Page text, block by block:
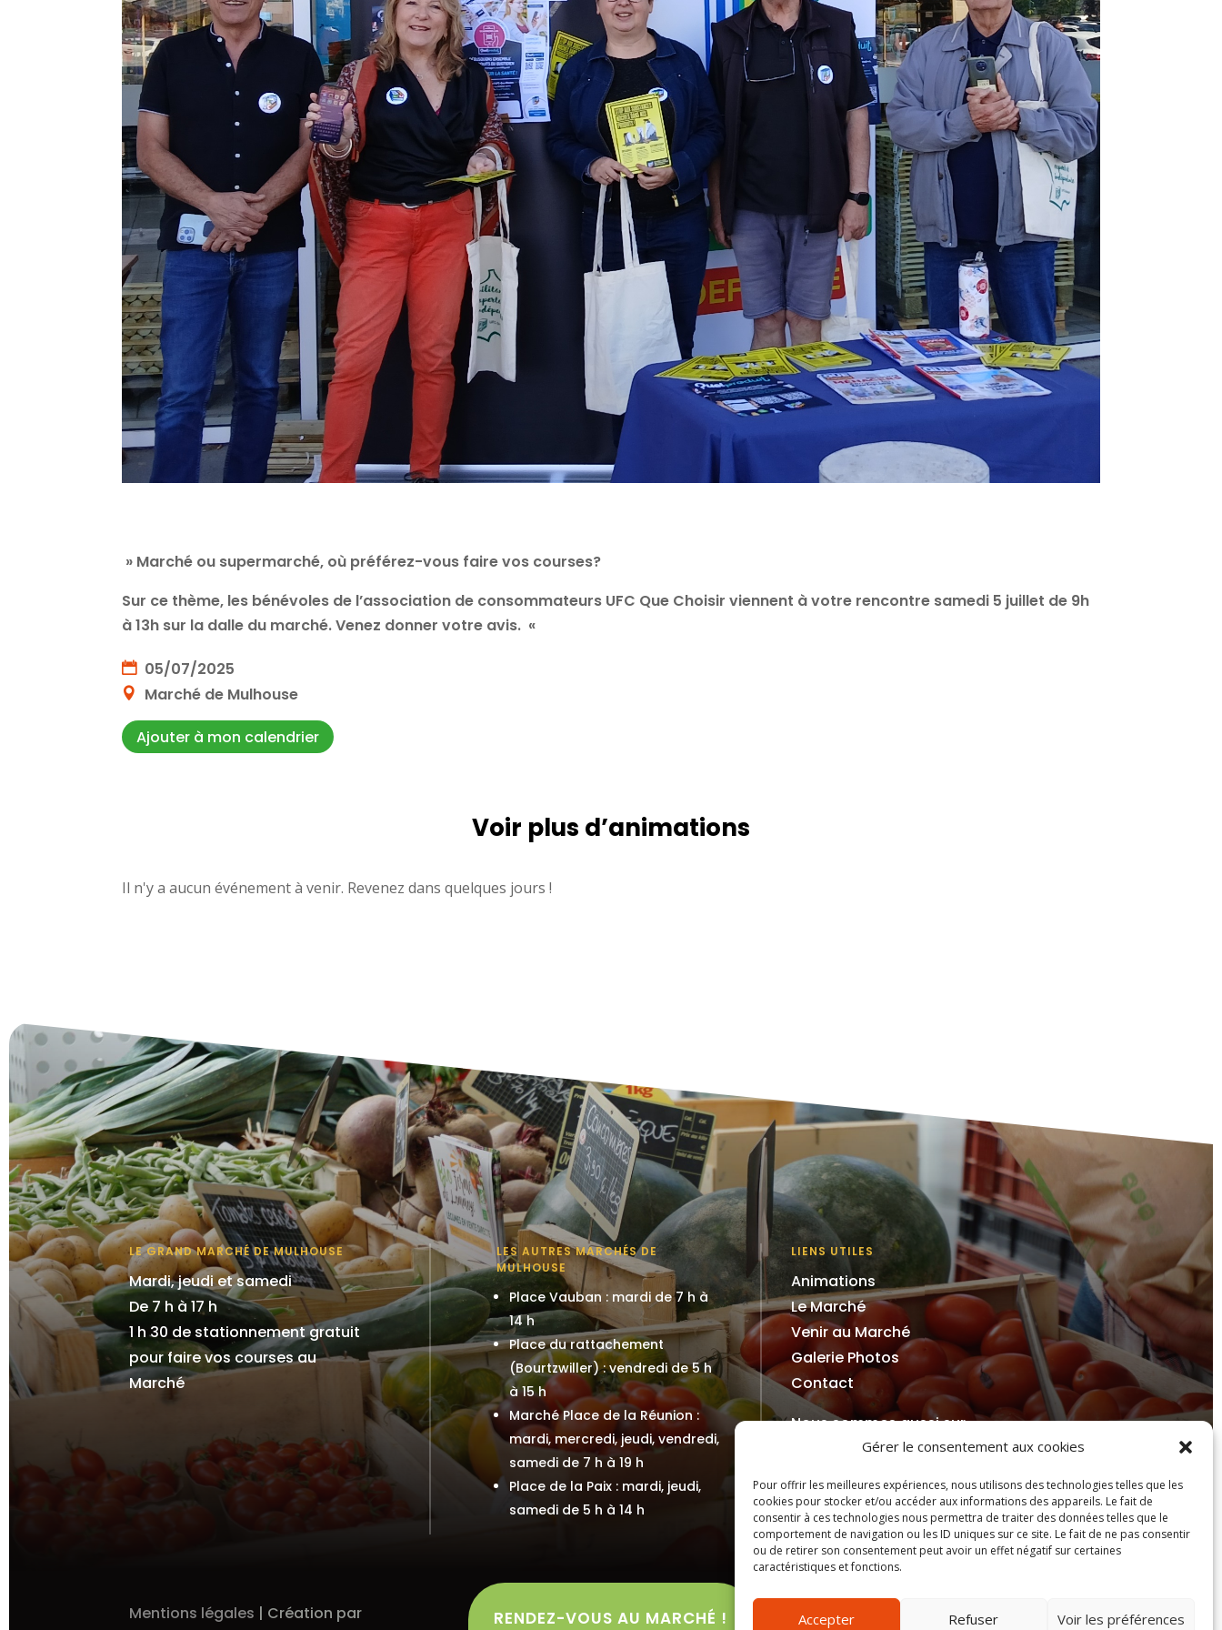
Gérer le consentement aux cookies
Pour offrir les meilleures expériences, nous utilisons des technologies telles que les
cookies pour stocker et/ou accéder aux informations des appareils. Le fait de
consentir à ces technologies nous permettra de traiter des données telles que le
comportement de navigation ou les ID uniques sur ce site. Le fait de ne pas consentir
ou de retirer son consentement peut avoir un effet négatif sur certaines
caractéristiques et fonctions.
Accepter Refuser Voir les préférences
» Marché ou supermarché, où préférez-vous faire vos courses?
Sur ce thème, les bénévoles de l’association de consommateurs UFC Que Choisir viennent à votre rencontre samedi 5 juillet de 9h
à 13h sur la dalle du marché. Venez donner votre avis. «
05/07/2025
Marché de Mulhouse
Ajouter à mon calendrier
Voir plus d’animations
Il n'y a aucun événement à venir. Revenez dans quelques jours !
LE GRAND MARCHÉ DE MULHOUSE
Mardi, jeudi et samedi
De 7 h à 17 h
1 h 30 de stationnement gratuit
pour faire vos courses au
Marché
LES AUTRES MARCHÉS DE
MULHOUSE
Place Vauban : mardi de 7 h à
14 h
Place du rattachement
(Bourtzwiller) : vendredi de 5 h
à 15 h
Marché Place de la Réunion :
mardi, mercredi, jeudi, vendredi,
samedi de 7 h à 19 h
Place de la Paix : mardi, jeudi,
samedi de 5 h à 14 h
LIENS UTILES
Animations
Le Marché
Venir au Marché
Galerie Photos
Contact
Nous sommes aussi sur
Mentions légales | Création par
RENDEZ-VOUS AU MARCHÉ !